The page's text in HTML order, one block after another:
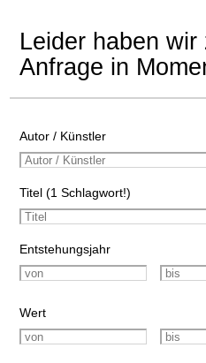
Leider haben wir
Anfrage in
Autor / Künstler
Titel (1 Schlagwort!)
Entstehungsjahr
Wert